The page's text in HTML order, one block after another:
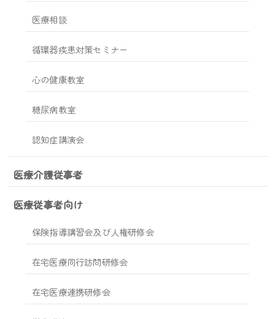
医療相談
循環器疾患対策セミナー
心の健康教室
糖尿病教室
認知症講演会
医療介護従事者
医療従事者向け
保険指導講習会及び人権研修会
在宅医療同行訪問研修会
在宅医療連携研修会